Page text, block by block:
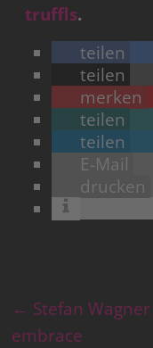
truffls.
teilen
teilen
merken
teilen
teilen
E-Mail
drucken
← Stefan
embrace